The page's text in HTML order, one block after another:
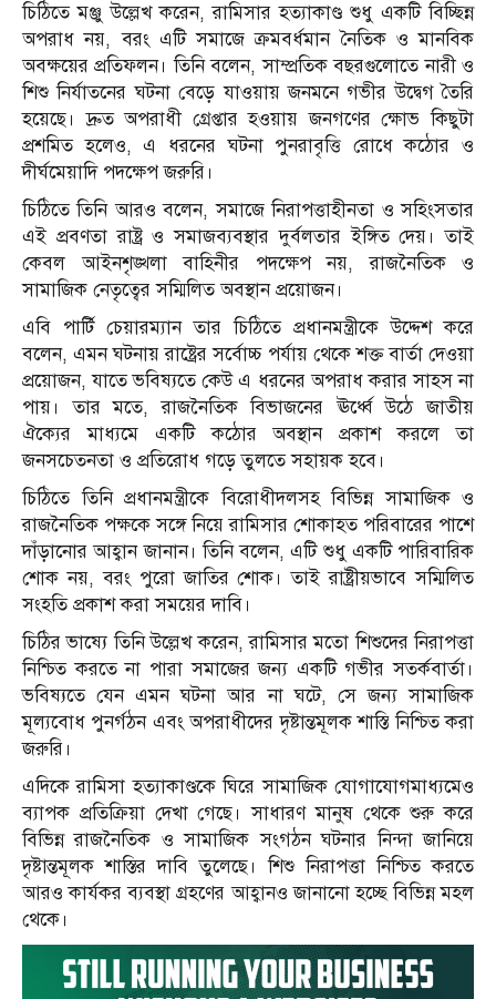
চিঠিতে মঞ্জু উল্লেখ করেন, রামিসার হত্যাকাণ্ড শুধু একটি বিচ্ছিন্ন
অপরাধ নয়, বরং এটি সমাজে ক্রমবর্ধমান নৈতিক ও মানবিক
অবক্ষয়ের প্রতিফলন। তিনি বলেন, সাম্প্রতিক বছরগুলোতে নারী ও
শিশু নির্যাতনের ঘটনা বেড়ে যাওয়ায় জনমনে গভীর উদ্বেগ তৈরি
হয়েছে। দ্রুত অপরাধী গ্রেপ্তার হওয়ায় জনগণের ক্ষোভ কিছুটা
প্রশমিত হলেও, এ ধরনের ঘটনা পুনরাবৃত্তি রোধে কঠোর ও
দীর্ঘমেয়াদি পদক্ষেপ জরুরি।
চিঠিতে তিনি আরও বলেন, সমাজে নিরাপত্তাহীনতা ও সহিংসতার
এই প্রবণতা রাষ্ট্র ও সমাজব্যবস্থার দুর্বলতার ইঙ্গিত দেয়। তাই
কেবল আইনশৃঙ্খলা বাহিনীর পদক্ষেপ নয়, রাজনৈতিক ও
সামাজিক নেতৃত্বের সম্মিলিত অবস্থান প্রয়োজন।
এবি পার্টি চেয়ারম্যান তার চিঠিতে প্রধানমন্ত্রীকে উদ্দেশ করে
বলেন, এমন ঘটনায় রাষ্ট্রের সর্বোচ্চ পর্যায় থেকে শক্ত বার্তা দেওয়া
প্রয়োজন, যাতে ভবিষ্যতে কেউ এ ধরনের অপরাধ করার সাহস না
পায়। তার মতে, রাজনৈতিক বিভাজনের ঊর্ধ্বে উঠে জাতীয়
ঐক্যের মাধ্যমে একটি কঠোর অবস্থান প্রকাশ করলে তা
জনসচেতনতা ও প্রতিরোধ গড়ে তুলতে সহায়ক হবে।
চিঠিতে তিনি প্রধানমন্ত্রীকে বিরোধীদলসহ বিভিন্ন সামাজিক ও
রাজনৈতিক পক্ষকে সঙ্গে নিয়ে রামিসার শোকাহত পরিবারের পাশে
দাঁড়ানোর আহ্বান জানান। তিনি বলেন, এটি শুধু একটি পারিবারিক
শোক নয়, বরং পুরো জাতির শোক। তাই রাষ্ট্রীয়ভাবে সম্মিলিত
সংহতি প্রকাশ করা সময়ের দাবি।
চিঠির ভাষ্যে তিনি উল্লেখ করেন, রামিসার মতো শিশুদের নিরাপত্তা
নিশ্চিত করতে না পারা সমাজের জন্য একটি গভীর সতর্কবার্তা।
ভবিষ্যতে যেন এমন ঘটনা আর না ঘটে, সে জন্য সামাজিক
মূল্যবোধ পুনর্গঠন এবং অপরাধীদের দৃষ্টান্তমূলক শাস্তি নিশ্চিত করা
জরুরি।
এদিকে রামিসা হত্যাকাণ্ডকে ঘিরে সামাজিক যোগাযোগমাধ্যমেও
ব্যাপক প্রতিক্রিয়া দেখা গেছে। সাধারণ মানুষ থেকে শুরু করে
বিভিন্ন রাজনৈতিক ও সামাজিক সংগঠন ঘটনার নিন্দা জানিয়ে
দৃষ্টান্তমূলক শাস্তির দাবি তুলেছে। শিশু নিরাপত্তা নিশ্চিত করতে
আরও কার্যকর ব্যবস্থা গ্রহণের আহ্বানও জানানো হচ্ছে বিভিন্ন মহল
থেকে।